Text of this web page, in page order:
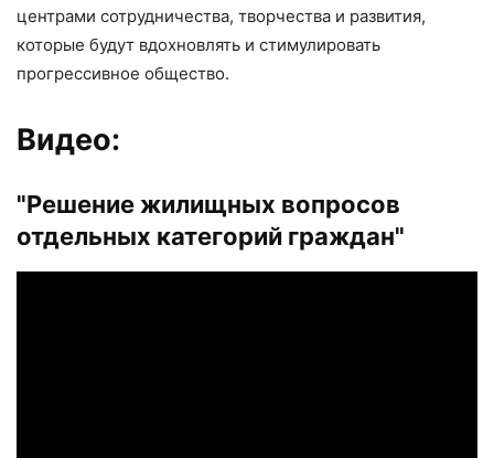
центрами сотрудничества, творчества и развития,
которые будут вдохновлять и стимулировать
прогрессивное общество.
Видео:
"Решение жилищных вопросов
отдельных категорий граждан"